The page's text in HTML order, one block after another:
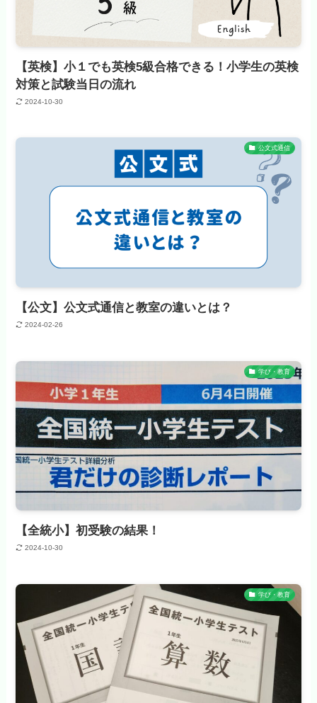
【英検】小１でも英検5級合格できる！小学生の英検
対策と試験当日の流れ
2024-10-30
公文式通信
【公文】公文式通信と教室の違いとは？
2024-02-26
学び・教育
【全統小】初受験の結果！
2024-10-30
学び・教育